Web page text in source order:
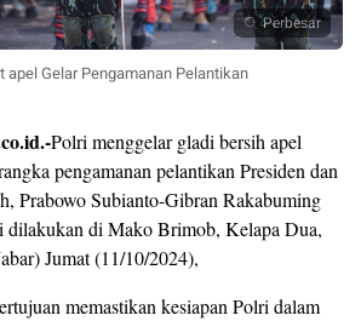
Perbesar
apel Gelar Pengamanan Pelantikan
Polri menggelar gladi bersih apel
pengamanan pelantikan Presiden dan
Prabowo Subianto-Gibran Rakabuming
dilakukan di Mako Brimob, Kelapa Dua,
Jumat (11/10/2024),
memastikan kesiapan Polri dalam